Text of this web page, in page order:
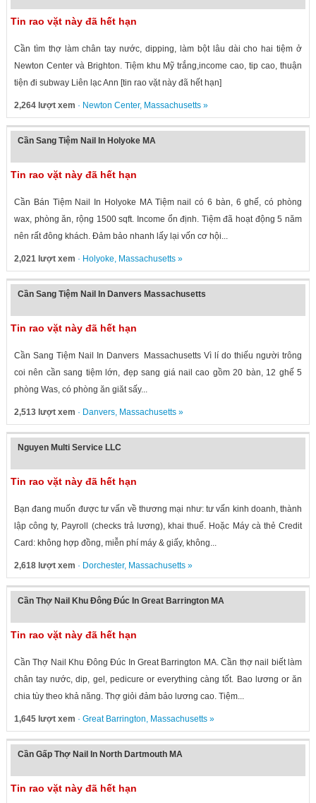
Tin rao vặt này đã hết hạn
Cần tìm thợ làm chân tay nước, dipping, làm bột lâu dài cho hai tiệm ở
Newton Center và Brighton. Tiệm khu Mỹ trắng,income cao, tip cao, thuận
tiện đi subway Liên lạc Ann [tin rao vặt này đã hết hạn]
2,264 lượt xem · Newton Center, Massachusetts»
Cần Sang Tiệm Nail In Holyoke MA
Tin rao vặt này đã hết hạn
Cần Bán Tiệm Nail In Holyoke MA Tiệm nail có 6 bàn, 6 ghế, có phòng
wax, phòng ăn, rộng 1500 sqft. Income ổn định. Tiệm đã hoạt động 5 năm
nên rất đông khách. Đảm bảo nhanh lấy lại vốn cơ hội...
2,021 lượt xem · Holyoke, Massachusetts»
Cần Sang Tiệm Nail In Danvers Massachusetts
Tin rao vặt này đã hết hạn
Cần Sang Tiệm Nail In Danvers Massachusetts Vì lí do thiếu người trông
coi nên cần sang tiệm lớn, đẹp sang giá nail cao gồm 20 bàn, 12 ghế 5
phòng Was, có phòng ăn giăt sấy...
2,513 lượt xem · Danvers, Massachusetts»
Nguyen Multi Service LLC
Tin rao vặt này đã hết hạn
Bạn đang muốn được tư vấn về thương mại như: tư vấn kinh doanh, thành
lập công ty, Payroll (checks trả lương), khai thuế. Hoặc Máy cà thẻ Credit
Card: không hợp đồng, miễn phí máy & giấy, không...
2,618 lượt xem · Dorchester, Massachusetts»
Cần Thợ Nail Khu Đông Đúc In Great Barrington MA
Tin rao vặt này đã hết hạn
Cần Thợ Nail Khu Đông Đúc In Great Barrington MA. Cần thợ nail biết làm
chân tay nước, dip, gel, pedicure or everything càng tốt. Bao lương or ăn
chia tùy theo khả năng. Thợ giỏi đảm bảo lương cao. Tiệm...
1,645 lượt xem · Great Barrington, Massachusetts»
Cần Gấp Thợ Nail In North Dartmouth MA
Tin rao vặt này đã hết hạn